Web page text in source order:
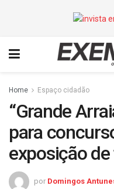
Home Espaço cidadão
“Grande
para
exposição
por Domingos